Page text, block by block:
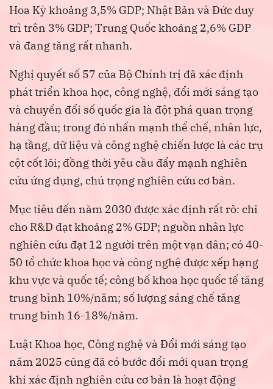
Hoa Kỳ khoảng 3,5% GDP; Nhật Bản và Đức duy
trì trên 3% GDP; Trung Quốc khoảng 2,6% GDP
và đang tăng rất nhanh.
Nghị quyết số 57 của Bộ Chính trị đã xác định
phát triển khoa học, công nghệ, đổi mới sáng tạo
và chuyển đổi số quốc gia là đột phá quan trọng
hàng đầu; trong đó nhấn mạnh thể chế, nhân lực,
hạ tầng, dữ liệu và công nghệ chiến lược là các trụ
cột cốt lõi; đồng thời yêu cầu đẩy mạnh nghiên
cứu ứng dụng, chú trọng nghiên cứu cơ bản.
Mục tiêu đến năm 2030 được xác định rất rõ: chi
cho R&D đạt khoảng 2% GDP; nguồn nhân lực
nghiên cứu đạt 12 người trên một vạn dân; có 40-
50 tổ chức khoa học và công nghệ được xếp hạng
khu vực và quốc tế; công bố khoa học quốc tế tăng
trung bình 10%/năm; số lượng sáng chế tăng
trung bình 16-18%/năm.
Luật Khoa học, Công nghệ và Đổi mới sáng tạo
năm 2025 cũng đã có bước đổi mới quan trọng
khi xác định nghiên cứu cơ bản là hoạt động